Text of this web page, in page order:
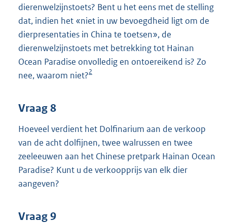
dierenwelzijnstoets? Bent u het eens met de stelling
dat, indien het «niet in uw bevoegdheid ligt om de
dierpresentaties in China te toetsen», de
dierenwelzijnstoets met betrekking tot Hainan
Ocean Paradise onvolledig en ontoereikend is? Zo
nee, waarom niet?2
Vraag 8
Hoeveel verdient het Dolfinarium aan de verkoop
van de acht dolfijnen, twee walrussen en twee
zeeleeuwen aan het Chinese pretpark Hainan Ocean
Paradise? Kunt u de verkoopprijs van elk dier
aangeven?
Vraag 9